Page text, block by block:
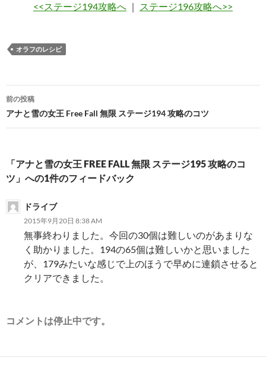
<<ステージ194攻略へ ｜ ステージ196攻略へ>>
オラフのレシピ
投
稿
ビ
ゲ
ー
シ
前の投稿
アナと雪の女王 Free Fall 無限 ステージ194 攻略のコツ
「アナと雪の女王 FREE FALL 無限 ステージ195 攻略のコ
ツ」への1件のフィードバック
ドライブ
2015年9月20日 8:38 AM
無事終わりました。今回の30個は難しいのがあまりな
く助かりました。194の65個は難しいかと思いました
が、179みたいな感じで上のほうで早めに連鎖させると
クリアできました。
コメントは停止中です。